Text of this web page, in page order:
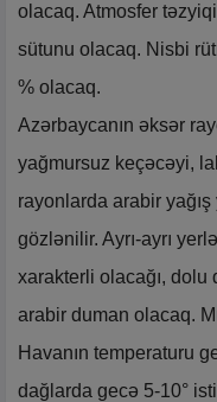
olacaq. Atmosfer
sütunu olacaq. Nisbi
% olacaq.
Azərbaycanın əksər
yağmursuz keçəcəyi,
rayonlarda arabir yağış
gözlənilir. Ayrı-ayrı
xarakterli olacağı, dolu
arabir duman olacaq.
Havanın temperaturu
dağlarda gecə 5-10°